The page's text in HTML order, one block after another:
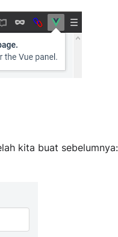
kita buat sebelumnya: